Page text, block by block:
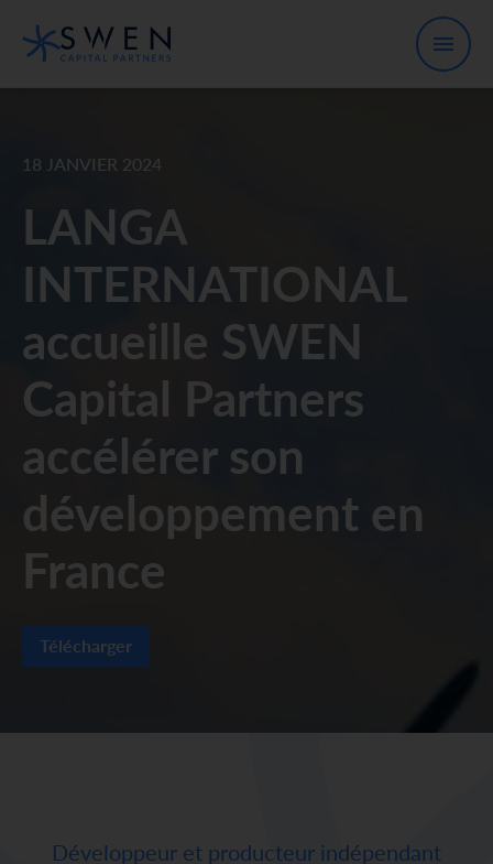
18 JANVIER 2024
LANGA
INTERNATIONAL
accueille SWEN
Capital Partners
accélérer son
développement en
France
Télécharger
Développeur et producteur indépendant